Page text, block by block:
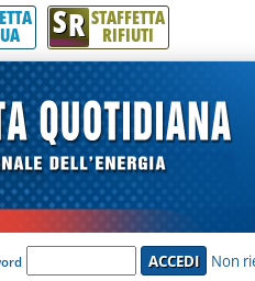
SR STAFFETTA
RIFIUTI
Non